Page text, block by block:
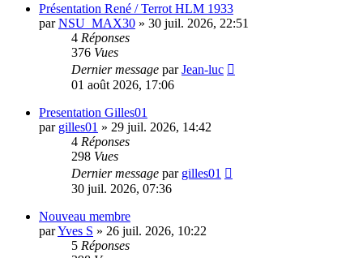
Présentation René / Terrot HLM 1933
parNSU_MAX30 » 30 juil. 2026, 22:51
4 Réponses
376 Vues
Dernier message parJean-luc
01 août 2026, 17:06
Presentation Gilles01
par gilles01 » 29 juil. 2026, 14:42
4 Réponses
298 Vues
Dernier message par gilles01
30 juil. 2026, 07:36
Nouveau membre
parYves S » 26 juil. 2026, 10:22
5 Réponses